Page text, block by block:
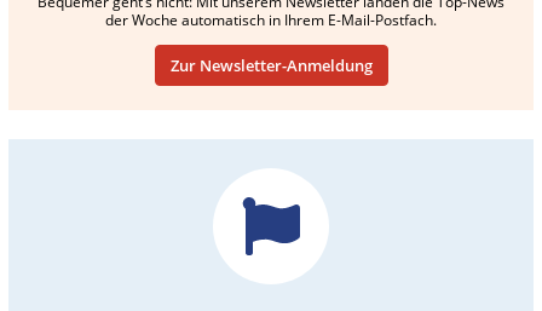
der Woche automatisch in Ihrem E-Mail-Postfach.
Zur Newsletter-Anmeldung